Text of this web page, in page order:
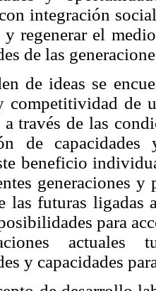
integración
y regenerar el
de las
de ideas se
competitividad de
a través de las
de capacidades
beneficio
generaciones
las futuras ligadas
para
actuales
y capacidades